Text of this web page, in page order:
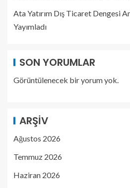
Ata Yatırım Dış Ticaret Dengesi
Yayımladı
SON YORUMLAR
Görüntülenecek bir yorum yok.
ARŞIV
Ağustos 2026
Temmuz 2026
Haziran 2026